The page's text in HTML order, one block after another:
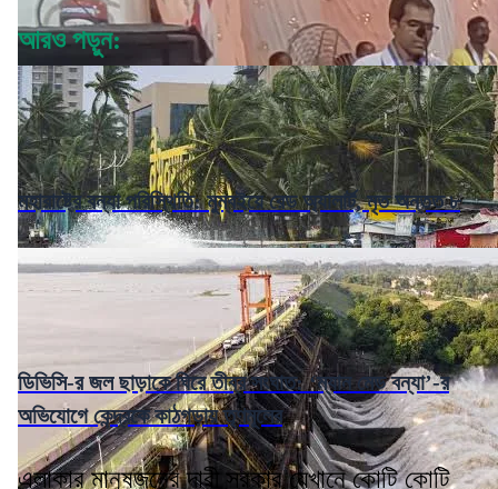
আরও পড়ুন:
মহারাষ্ট্রে বন্যা পরিস্থিতি: মুম্বইয়ে রেড অ্যালার্ট, মৃত অন্তত ৮
ডিভিসি-র জল ছাড়াকে ঘিরে তীব্র সংঘাত: ‘ম্যান মেড বন্যা’-র
অভিযোগে কেন্দ্রকে কাঠগড়ায় তৃণমূলের
এলাকার মানুষজনের দাবী সরকার যেখানে কোটি কোটি